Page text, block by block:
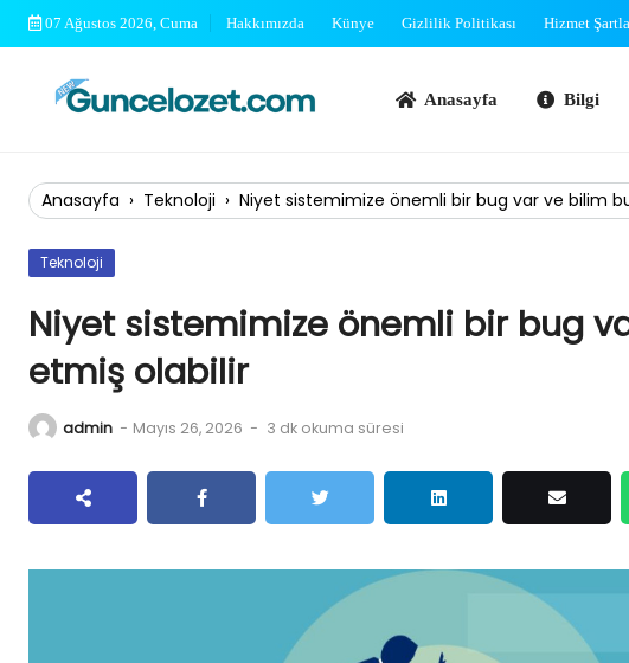
Skip
07 Ağustos 2026, Cuma Hakkımızda Künye Gizlilik Politikası Hizmet
Anasayfa Bilgi
Anasayfa › Teknoloji › Niyet sistemimize önemli bir bug var ve bilim
Teknoloji
Niyet sistemimize önemli bir bug
etmiş olabilir
admin - Mayıs 26, 2026 - 3 dk okuma süresi